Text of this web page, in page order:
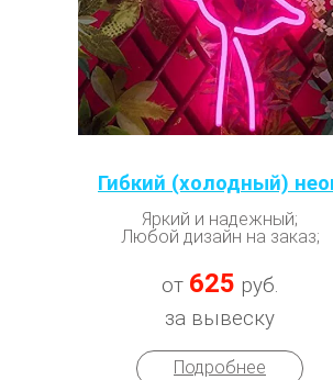
Гибкий (холодный)
Яркий и надежный;
Любой дизайн на заказ;
от 625 руб.
за вывеску
Подробнее